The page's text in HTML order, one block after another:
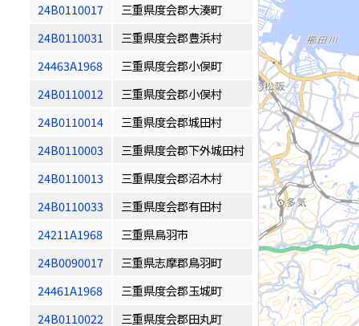
24B0110017
三重県度会郡大湊町
24B0110031
三重県度会郡豊浜村
24463A1968
三重県度会郡小俣町
24B0110012
三重県度会郡小俣村
24B0110014
三重県度会郡城田村
24B0110003
三重県度会郡下外城田村
24B0110013
三重県度会郡沼木村
24B0110033
三重県度会郡有田村
24211A1968
三重県鳥羽市
24B0090017
三重県志摩郡鳥羽町
24461A1968
三重県度会郡玉城町
24B0110022
三重県度会郡田丸町